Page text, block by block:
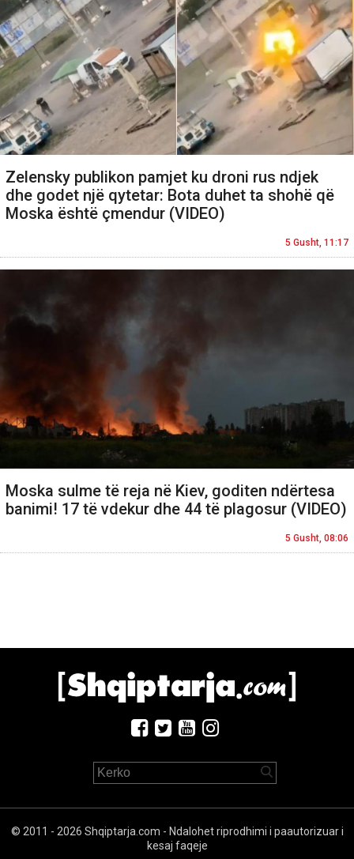
Zelensky publikon pamjet ku droni rus ndjek
dhe godet një qytetar: Bota duhet ta shohë që
Moska është çmendur (VIDEO)
5 Gusht, 11:17
Moska sulme të reja në Kiev, goditen ndërtesa
banimi! 17 të vdekur dhe 44 të plagosur (VIDEO)
5 Gusht, 08:06
© 2011 - 2026 Shqiptarja.com - Ndalohet riprodhimi i paautorizuar i
kesaj faqeje